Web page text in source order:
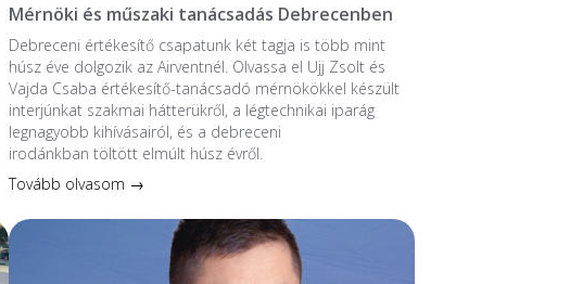
Mérnöki és műszaki tanácsadás Debrecenben
Debreceni értékesítő csapatunk két tagja is több mint
húsz éve dolgozik az Airventnél. Olvassa el Ujj Zsolt és
Vajda Csaba értékesítő-tanácsadó mérnökökkel készült
interjúnkat szakmai hátterükről, a légtechnikai iparág
legnagyobb kihívásairól, és a debreceni
irodánkban töltött elmúlt húsz évről.
Tovább olvasom →